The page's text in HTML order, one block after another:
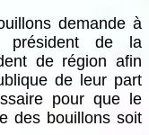
demande à
président de la
de région afin
de leur part
pour que le
des bouillons soit